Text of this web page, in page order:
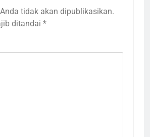
tidak akan dipublikasikan.
ditandai *